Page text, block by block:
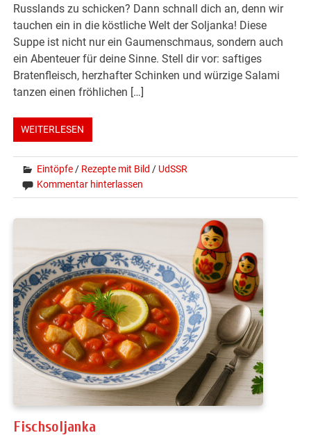
Russlands zu schicken? Dann schnall dich an, denn wir
tauchen ein in die köstliche Welt der Soljanka! Diese
Suppe ist nicht nur ein Gaumenschmaus, sondern auch
ein Abenteuer für deine Sinne. Stell dir vor: saftiges
Bratenfleisch, herzhafter Schinken und würzige Salami
tanzen einen fröhlichen […]
WEITERLESEN
Eintöpfe / Rezepte mit Bild / UdSSR
Kommentar hinterlassen
Fischsoljanka